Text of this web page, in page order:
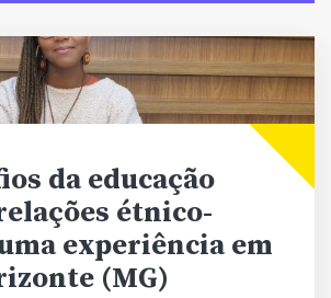
da educação
étnico-
experiência em
(MG)